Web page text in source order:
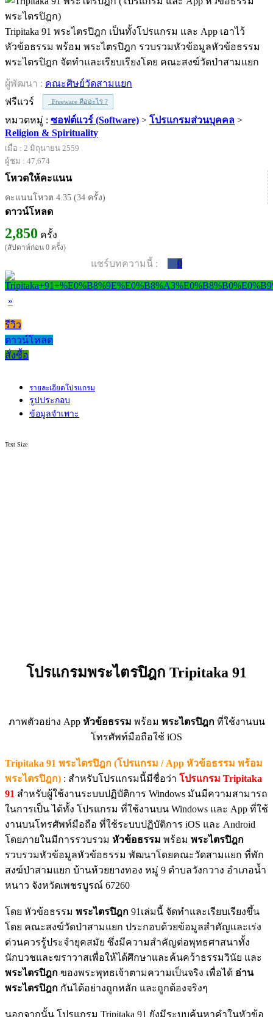
Tripitaka 91 พระไตรปิฎก เป็นทั้งโปรแกรม และ App เอาไว้
หัวข้อธรรม พร้อม พระไตรปิฎก รวบรวมหัวข้อมูลหัวข้อธรรม
พระไตรปิฎก จัดทำและเรียบเรียงโดย คณะสงฆ์วัดป่าสามแยก
ผู้พัฒนา : คณะศิษย์วัดสามแยก
ฟรีแวร์
Freeware คืออะไร ?
หมวดหมู่ : ซอฟต์แวร์ (Software) > โปรแกรมส่วนบุคคล >
Religion & Spirituality
เมื่อ : 2 มิถุนายน 2559
ผู้ชม : 47,674
โหวตให้คะแนน
คะแนนโหวต 4.35 (34 ครั้ง)
ดาวน์โหลด
2,850 ครั้ง
(สัปดาห์ก่อน 0 ครั้ง)
แชร์บทความนี้ : 0
»
รีวิว
ดาวน์โหลด
สั่งซื้อ
รายละเอียดโปรแกรม
รูปประกอบ
ข้อมูลจำเพาะ
Text Size
โปรแกรมพระไตรปิฎก Tripitaka 91
ภาพตัวอย่าง App หัวข้อธรรม พร้อม พระไตรปิฎกที่ใช้งานบน
โทรศัพท์มือถือใช้ iOS
Tripitaka 91 พระไตรปิฎก (โปรแกรม / App หัวข้อธรรม พร้อม
พระไตรปิฎก) : สำหรับโปรแกรมนี้มีชื่อว่า โปรแกรม Tripitaka
91 สำหรับผู้ใช้งานระบบปฏิบัติการ Windows มันมีความสามารถ
ในการเป็น ได้ทั้ง โปรแกรม ที่ใช้งานบน Windows และ App ที่ใช้
งานบนโทรศัพท์มือถือ ที่ใช้ระบบปฏิบัติการ iOS และ Android
โดยภายในมีการรวบรวม หัวข้อธรรม พร้อม พระไตรปิฎก
รวบรวมหัวข้อมูลหัวข้อธรรม พัฒนาโดยคณะวัดสามแยก ที่พัก
สงฆ์ป่าสามแยก บ้านห้วยยางทอง หมู่ 9 ตำบลวังกวาง อำเภอน้ำ
หนาว จังหวัดเพชรบูรณ์ 67260
โดย หัวข้อธรรม พระไตรปิฎก 91เล่มนี้ จัดทำและเรียบเรียงขึ้น
โดย คณะสงฆ์วัดป่าสามแยก ประกอบด้วยข้อมูลสำคัญและเร่ง
ด่วนควรรู้ประจำยุคสมัย ซึ่งมีความสำคัญต่อพุทธศาสนาทั้ง
นักบวชและฆราวาสเพื่อให้ได้ศึกษาและค้นคว้าธรรมวินัย และ
พระไตรปิฎก ของพระพุทธเจ้าตามความเป็นจริง เพื่อได้ อ่าน
พระไตรปิฎก กันได้อย่างถูกหลัก และถูกต้องจริงๆ
นอกจากนั้น โปรแกรม Tripitaka 91 ยังมีระบบค้นหาคำในหัวข้อ